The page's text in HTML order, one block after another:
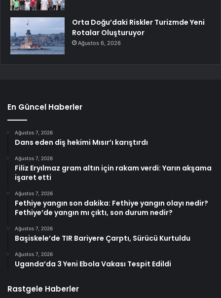
Orta Doğu’daki Riskler Turizmde Yeni
Rotalar Oluşturuyor
Ağustos 6, 2026
En Güncel Haberler
Ağustos 7, 2026
Dans eden diş hekimi Mısır’ı karıştırdı
Ağustos 7, 2026
Filiz Eryılmaz gram altın için rakam verdi: Yarın akşama
işaret etti
Ağustos 7, 2026
Fethiye yangın son dakika: Fethiye yangın olayı nedir?
Fethiye’de yangın mı çıktı, son durum nedir?
Ağustos 7, 2026
Başiskele’de TIR Bariyere Çarptı, Sürücü Kurtuldu
Ağustos 7, 2026
Uganda’da 3 Yeni Ebola Vakası Tespit Edildi
Rastgele Haberler